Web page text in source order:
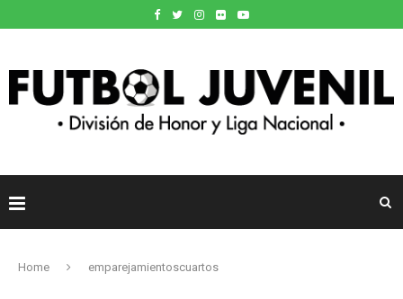
Home emparejamientoscuartos